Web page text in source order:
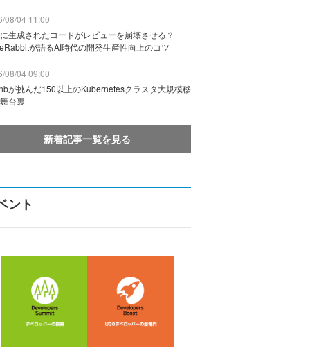
08/04 11:00
生成されたコードがレビューを崩壊させる？
が語るAI時代の開発生産性向上のコツ
08/04 09:00
が挑んだ150以上のKubernetesクラスタ大規模移
台裏
新着記事一覧を見る
ント